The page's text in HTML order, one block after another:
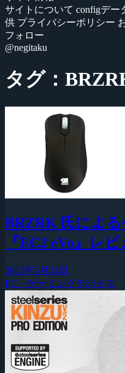
サイトについて configデー
供 プライバシーポリシー
フォロー
@negitaku
タグ：
BRZRK 氏によ
『EC2 eVo』レビ
2012年5月24日
PC・ゲーミングデバイス